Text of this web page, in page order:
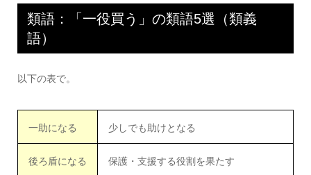
類語：「一役買う」の類語5選（類義
語）
以下の表で。
一助になる 少しでも助けとなる
後ろ盾になる 保護・支援する役割を果たす